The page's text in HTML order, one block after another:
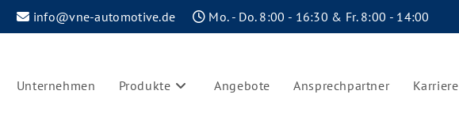
info@vne-automotive.de Mo. - Do. 8:00 - 16:30 & Fr. 8:00 - 14:00
Unternehmen Produkte Angebote Ansprechpartner Karriere